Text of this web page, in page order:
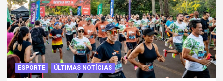
ESPORTE ÚLTIMAS NOTÍCIAS